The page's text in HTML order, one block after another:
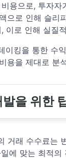
용으로, 투자
으로 인해 슬리
이로 인해 실질
이킹을 통한 수
용을 제대로 분
을 위한
거래 수수료는
에 맞는 최적의